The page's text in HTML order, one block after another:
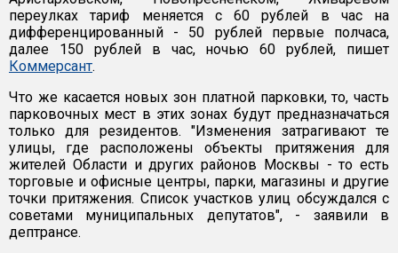
переулках тариф меняется с 60 рублей в час на
дифференцированный - 50 рублей первые полчаса,
далее 150 рублей в час, ночью 60 рублей, пишет
Коммерсант.
Что же касается новых зон платной парковки, то, часть
парковочных мест в этих зонах будут предназначаться
только для резидентов. "Изменения затрагивают те
улицы, где расположены объекты притяжения для
жителей Области и других районов Москвы - то есть
торговые и офисные центры, парки, магазины и другие
точки притяжения. Список участков улиц обсуждался с
советами муниципальных депутатов", - заявили в
дептрансе.